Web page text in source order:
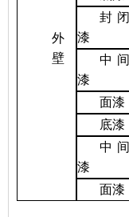
外
壁
封闭
漆
中间
漆
面漆
底漆
中间
漆
面漆